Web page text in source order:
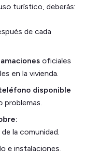
turístico, deberás:
de cada
oficiales
en la vivienda.
disponible
problemas.
la comunidad.
e instalaciones.